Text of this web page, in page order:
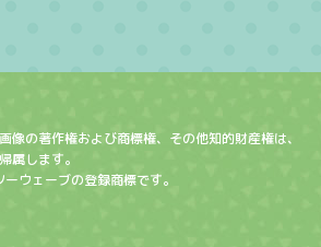
像の著作権および商標権、その他知的財産権は、
属します。
ウェーブの登録商標です。